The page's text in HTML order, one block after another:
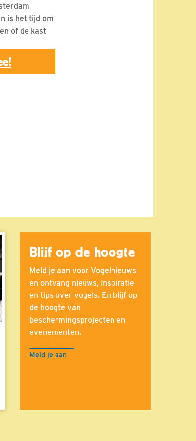
is het tijd om
of de kast
Blijf op de hoogte
Meld je aan voor Vogelnieuws
en ontvang nieuws, inspiratie
en tips over vogels. En blijf op
de hoogte van
beschermingsprojecten en
evenementen.
Meld je aan